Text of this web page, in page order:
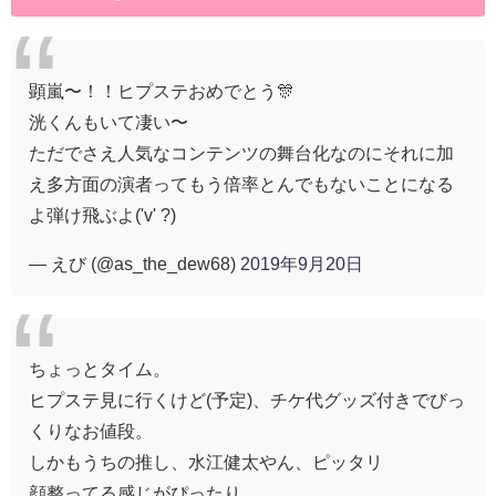
顕嵐〜！！ヒプステおめでとう🎊
洸くんもいて凄い〜
ただでさえ人気なコンテンツの舞台化なのにそれに加
え多方面の演者ってもう倍率とんでもないことになる
よ弾け飛ぶよ('v' ?)
— えび (@as_the_dew68) 2019年9月20日
ちょっとタイム。
ヒプステ見に行くけど(予定)、チケ代グッズ付きでびっ
くりなお値段。
しかもうちの推し、水江健太やん、ピッタリ